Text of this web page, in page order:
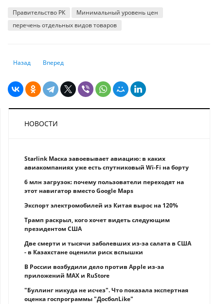
Правительство РК
Минимальный уровень цен
перечень отдельных видов товаров
Предыдущий: Продуктов за минимальную цену станет больше
Назад Следующий: Какой курс доллара заложен в новом бюджете
Вперед
НОВОСТИ
Starlink Маска завоевывает авиацию: в каких
авиакомпаниях уже есть спутниковый Wi-Fi на борту
6 млн загрузок: почему пользователи переходят на
этот навигатор вместо Google Maps
Экспорт электромобилей из Китая вырос на 120%
Трамп раскрыл, кого хочет видеть следующим
президентом США
Две смерти и тысячи заболевших из-за салата в США
- в Казахстане оценили риск вспышки
В России возбудили дело против Apple из-за
приложений MAX и RuStore
"Буллинг никуда не исчез". Что показала экспертная
оценка госпрограммы "ДосболLike"